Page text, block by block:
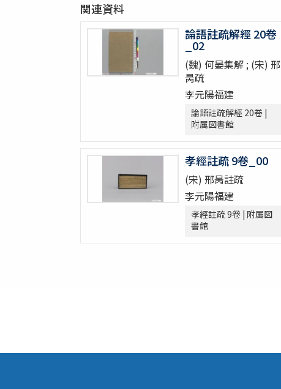
泉州本淳化閣帖十巻闕四巻
停雲館帖十二巻
偽絳帖残一巻
拪先塋記
顔氏家廟碑
朴彭年草書千字文
金麟厚草書千字文
水滸伝コレクション
鍾伯敬先生批評水滸伝一百巻一百回
新刻全像忠義水滸誌伝二十五巻一百十五回
関連資料
論語註疏解經 20卷
_02
(魏) 何晏集解 ; (宋) 邢
昺疏
李元陽福建
論語註疏解經 20卷 |
附属図書館
孝經註疏 9卷_00
(宋) 邢昺註疏
李元陽福建
孝經註疏 9卷 | 附属図
書館